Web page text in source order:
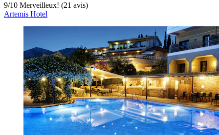
9/10 Merveilleux! (21 avis)
Artemis Hotel